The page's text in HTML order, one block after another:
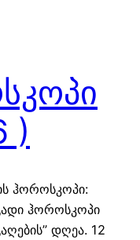
)
ჰოროსკოპი:
ჰოროსკოპი
დღეა. 12